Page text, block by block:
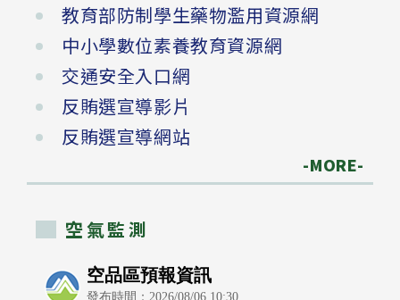
教育部防制學生藥物濫用資源網
中小學數位素養教育資源網
交通安全入口網
反賄選宣導影片
反賄選宣導網站
-MORE-
空氣監測